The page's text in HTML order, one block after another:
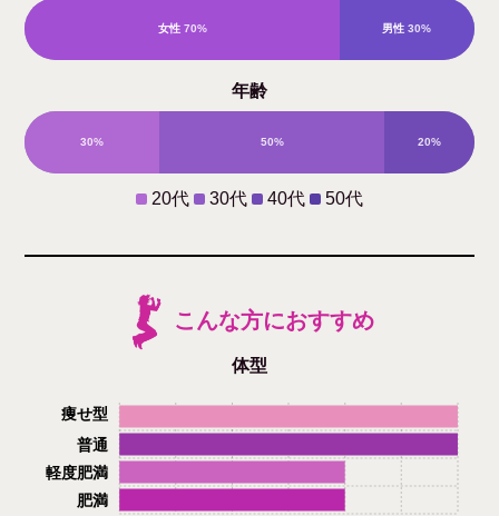
女性 70% 男性 30%
年齢
30% 50% 20% 0%
20代 30代 40代 50代
こんな方におすすめ
体型
肥満
軽度肥満
普通
痩せ型